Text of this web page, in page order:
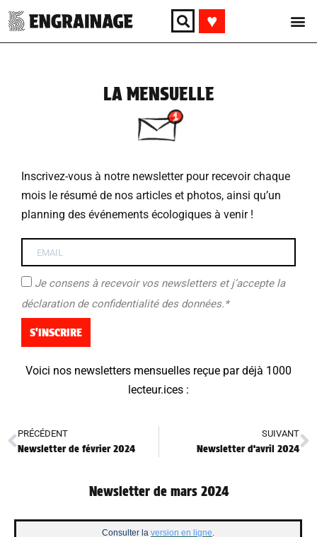
♥︎
LA MENSUELLE
Inscrivez-vous à notre newsletter pour recevoir chaque
mois le résumé de nos articles et photos, ainsi qu’un
planning des événements écologiques à venir !
Je consens à recevoir vos newsletters et j’accepte la
déclaration de confidentialité des données.*
S'INSCRIRE
Voici nos newsletters mensuelles reçue par déjà 1000
lecteur.ices :
PRÉCÉDENT
Newsletter de février 2024
SUIVANT
Newsletter d’avril 2024
Newsletter de mars 2024